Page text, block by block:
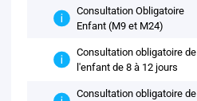
Consultation Obligatoire
Enfant (M9 et M24)
Consultation obligatoire de
l'enfant de 8 à 12 jours
Consultation obligatoire de